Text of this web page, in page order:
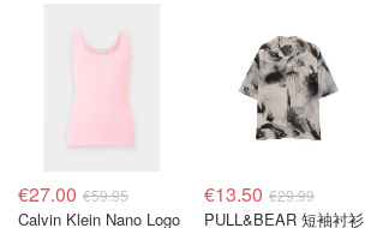
€27.00 €59.95
Calvin Klein Nano Logo
€13.50 €29.99
PULL&BEAR 短袖衬衫